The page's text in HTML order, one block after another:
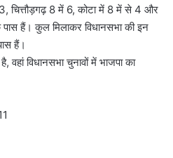
चित्तौड़गढ़ 8 में 6, कोटा में 8 में से 4 और
हैं। कुल मिलाकर विधानसभा की इन
हैं।
वहां विधानसभा चुनावों में भाजपा का